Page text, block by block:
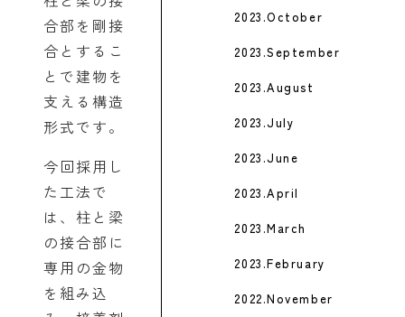
合部を剛接
合とするこ
とで建物を
支える構造
形式です。
今回採用し
た工法で
は、柱と梁
の接合部に
専用の金物
を組み込
2023.October
2023.September
2023.August
2023.July
2023.June
2023.April
2023.March
2023.February
2022.November